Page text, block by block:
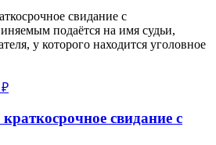
свидание с
подаётся на имя судьи,
у которого находится уголовное
₽
свидание с